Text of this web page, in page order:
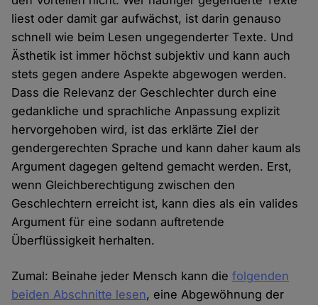
liest oder damit gar aufwächst, ist darin genauso
schnell wie beim Lesen ungegenderter Texte. Und
Ästhetik ist immer höchst subjektiv und kann auch
stets gegen andere Aspekte abgewogen werden.
Dass die Relevanz der Geschlechter durch eine
gedankliche und sprachliche Anpassung explizit
hervorgehoben wird, ist das erklärte Ziel der
gendergerechten Sprache und kann daher kaum als
Argument dagegen geltend gemacht werden. Erst,
wenn Gleichberechtigung zwischen den
Geschlechtern erreicht ist, kann dies als ein valides
Argument für eine sodann auftretende
Überflüssigkeit herhalten.
Zumal: Beinahe jeder Mensch kann diefolgenden
beiden Abschnitte lesen, eine Abgewöhnung der